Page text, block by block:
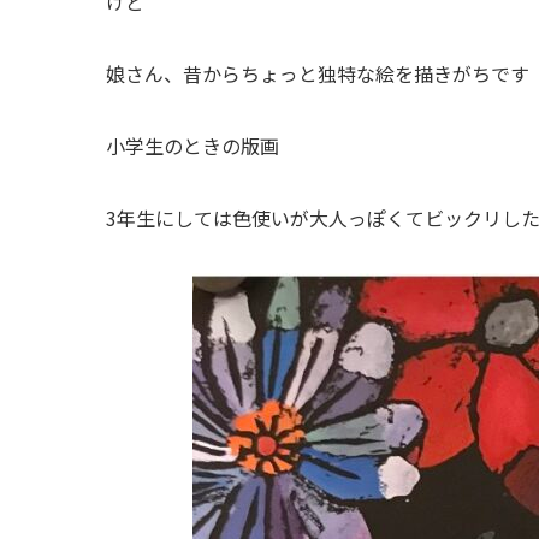
娘さん、昔からちょっと独特な絵を描きがちです
小学生のときの版画
3年生にしては色使いが大人っぽくてビックリし